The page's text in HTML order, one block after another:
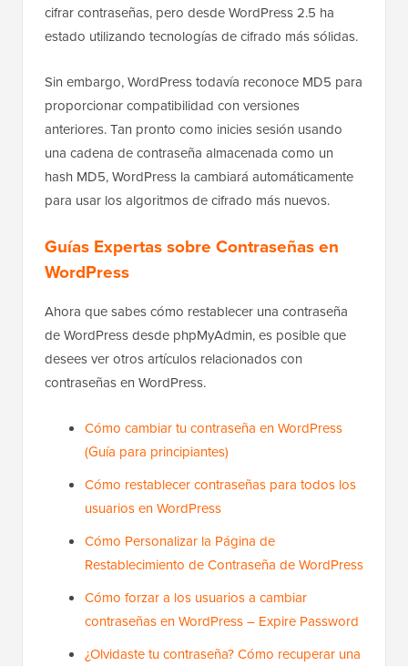
cifrar contraseñas, pero desde WordPress 2.5 ha
estado utilizando tecnologías de cifrado más sólidas.
Sin embargo, WordPress todavía reconoce MD5 para
proporcionar compatibilidad con versiones
anteriores. Tan pronto como inicies sesión usando
una cadena de contraseña almacenada como un
hash MD5, WordPress la cambiará automáticamente
para usar los algoritmos de cifrado más nuevos.
Guías Expertas sobre Contraseñas en
WordPress
Ahora que sabes cómo restablecer una contraseña
de WordPress desde phpMyAdmin, es posible que
desees ver otros artículos relacionados con
contraseñas en WordPress.
Cómo cambiar tu contraseña en WordPress
(Guía para principiantes)
Cómo restablecer contraseñas para todos los
usuarios en WordPress
Cómo Personalizar la Página de
Restablecimiento de Contraseña de WordPress
Cómo forzar a los usuarios a cambiar
contraseñas en WordPress – Expire Password
¿Olvidaste tu contraseña? Cómo recuperar una